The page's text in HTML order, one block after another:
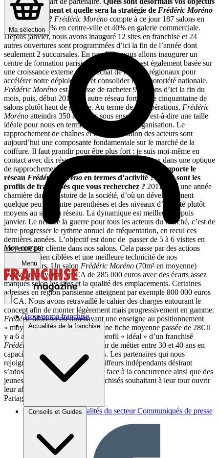
Ma sélection
Mon compte
Menu
Trouver ma franchise
Actualités de la franchise
Brèves et actus Actualités du secteur Communiqués de presse
Conseils et Guides
de développement et quelle sera la stratégie de Frédéric Moréno
en la matière ? Frédéric Moréno compte à ce jour 187 salons en
France dont 60% en centre-ville et 40% en galerie commerciale.
Depuis janvier, nous avons inauguré 12 sites en franchise et 24
autres ouvertures sont programmées d’ici la fin de l’année dont
seulement 2 succursales. En parallèle, nous allons inaugurer un
centre de formation parisien. Notre stratégie est également basée sur
une croissance externe via le rachat de réseaux régionaux pour
accélérer notre déploiement et consolider notre notoriété nationale.
Frédéric Moréno est en passe de racheter 92 salons d’ici la fin du
mois, puis, début 2013, un autre réseau fort d’une cinquantaine de
salons plutôt haut de gamme. Au terme de ces opérations, Frédéric
Moréno atteindra 350 adresses sous enseigne c’est-à-dire une taille
idéale pour nous en termes de gestion et d’organisation. Le
rapprochement de chaînes et la concentration des acteurs sont
aujourd’hui une composante fondamentale sur le marché de la
coiffure. Il faut grandir pour être plus fort : je suis moi-même en
contact avec dix réseaux d’indépendants régionaux dans une optique
de rapprochement ou d’acquisition.
Comment se comporte le
réseau Frédéric Moréno en termes d’activité ? Quels sont les
profils de franchisés que vous recherchez ? 2011 a été une année
charnière dans l’histoire de la société, d’où un développement
quelque peu mis entre parenthèses et des niveaux d’activité plutôt
moyens au sein du réseau. La dynamique est meilleure depuis
janvier. Le nerf de la guerre pour tous les acteurs du marché, c’est de
faire progresser le rythme annuel de fréquentation, en recul ces
dernières années. L’objectif est donc de passer de 5 à 6 visites en
moyenne par cliente dans nos salons. Cela passe par des actions
marketing bien ciblées et une meilleure technicité de nos
collaborateurs. Un salon Frédéric Moréno (70m² en moyenne)
réalise en moyenne un CA de 285 000 euros avec des écarts assez
marqués selon les sites et la qualité des emplacements. Certaines
adresses en région parisienne atteignent par exemple 800 000 euros
de CA. Nous avons retravaillé le cahier des charges entourant le
concept afin de monter légèrement mais progressivement en gamme.
Frédéric Morénoest dorénavant une enseigne au positionnement
« moyenne gamme plus » avec une fiche moyenne passée de 28€ il
y a 6 ans à 32€ aujourd’hui. Le profil « idéal » d’un franchisé
Frédéric Moréno
c’est un coiffeur de métier entre 30 et 40 ans en
capacité de gérer plusieurs salons. Les partenaires qui nous
rejoignent sont également des coiffeurs indépendants désirant
s’adosser à une chaîne pour faire face à la concurrence ainsi que des
jeunes collaborateurs de nos franchisés souhaitant à leur tour ouvrir
leur affaire.
Partager sur :